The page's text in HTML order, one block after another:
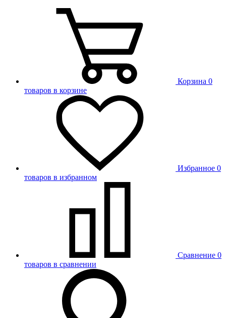
Корзина 0
товаров в корзине
Избранное 0
товаров в избранном
Сравнение 0
товаров в сравнении